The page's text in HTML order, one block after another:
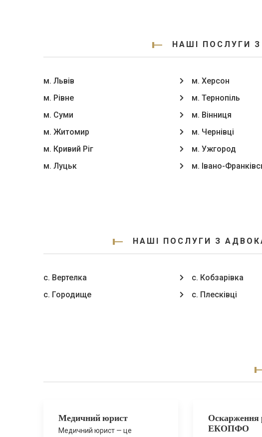
НАШІ ПОСЛУГИ
м. Львів
м. Рівне
м. Суми
м. Житомир
м. Кривий Ріг
м. Луцьк
м. Херсон
м. Тернопіль
м. Вінниця
м. Чернівці
м. Ужгород
м. Івано-
НАШІ ПОСЛУГИ З
с. Вертелка
с. Городище
с. Кобзарівка
с. Плесківці
Медичний юрист
Медичний юрист — це
Оскарження
ЕКОПФО